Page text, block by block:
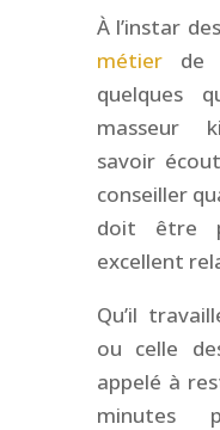
À l’instar
métierde
quelques
masseur
savoir
conseiller
doit être
excellent
Qu’il
ou celle
appelé à
minutes